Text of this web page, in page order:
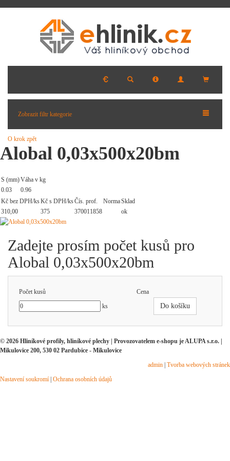
Zobrazit filtr kategorie
O krok zpět
Alobal 0,03x500x20bm
S (mm)Váha v kg
0.03
0.96
Kč bez DPH/ksKč s DPH/ksČís. prof. NormaSklad
310,00
375 370011858 ok
Zadejte prosím počet kusů pro
Alobal 0,03x500x20bm
Počet kusů
Cena
ks
Do košíku
© 2026 Hliníkové profily, hliníkové plechy | Provozovatelem e-shopu je ALUPA s.r.o. |
Mikulovice 200, 530 02 Pardubice - Mikulovice
admin Tvorba webových stránek
Nastavení soukromí Ochrana osobních údajů